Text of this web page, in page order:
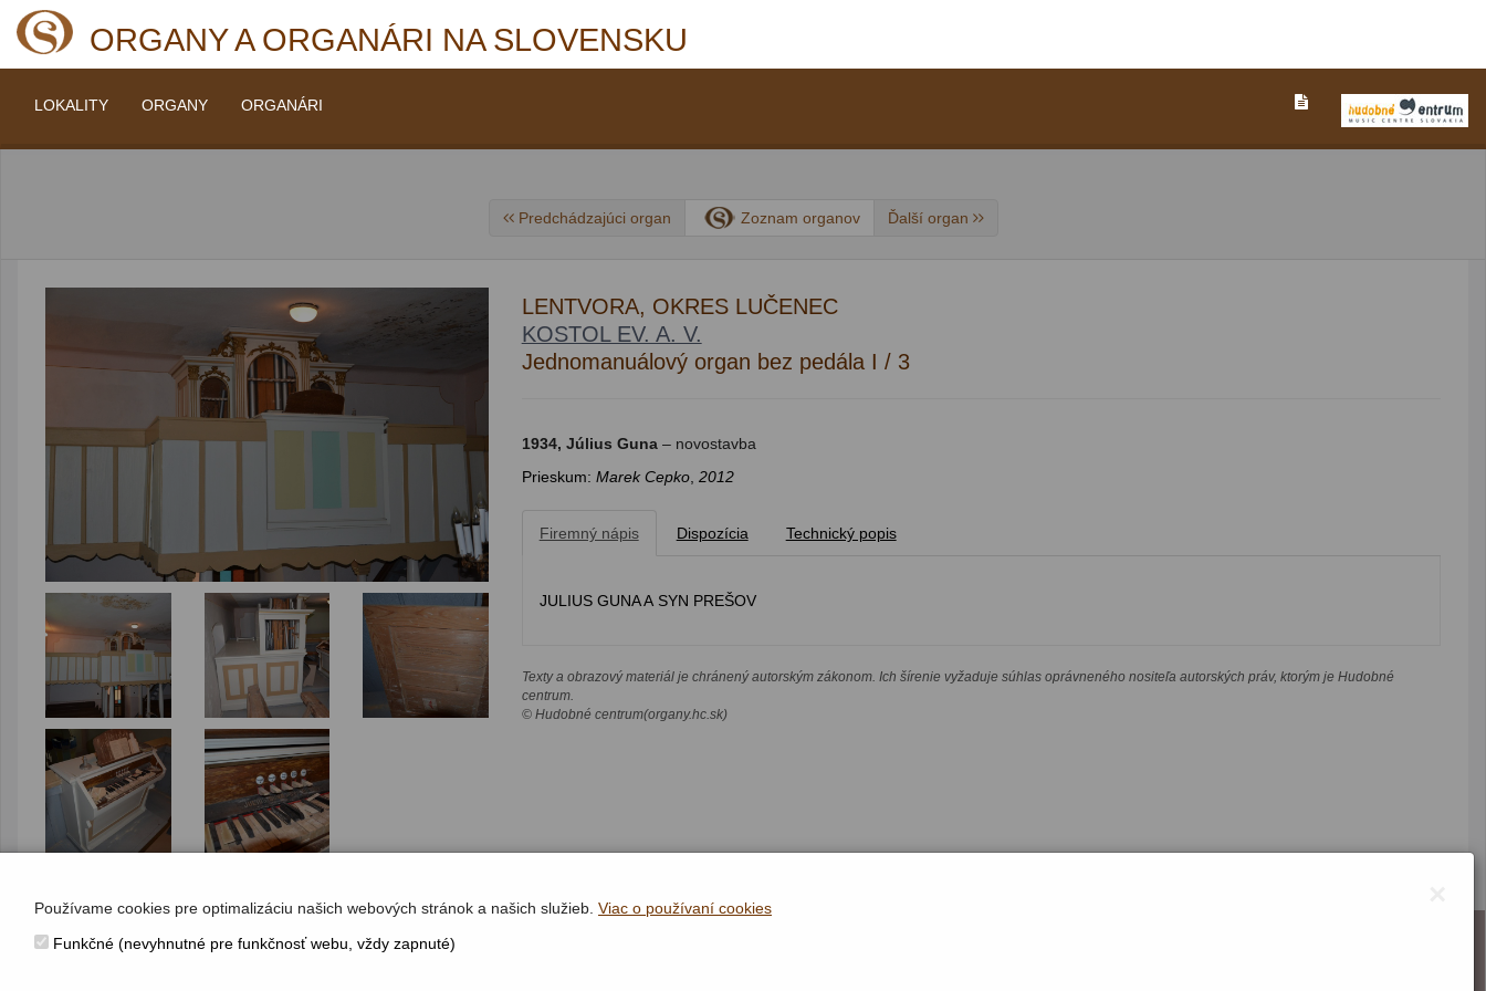
ORGANY A ORGANÁRI NA SLOVENSKU
LOKALITY ORGANY ORGANÁRI
Predchádzajúci organ Zoznam organov Ďalší organ
LENTVORA, OKRES LUČENEC
KOSTOL EV. A. V.
Jednomanuálový organ bez pedála I / 3
1934, Július Guna– novostavba
Prieskum: Marek Cepko, 2012
Firemný nápis Dispozícia Technický popis
JULIUS GUNA A SYN PREŠOV
Texty a obrazový materiál je chránený autorským zákonom. Ich šírenie vyžaduje súhlas oprávneného nositeľa autorských práv, ktorým je Hudobné
centrum.
© Hudobné centrum(organy.hc.sk)
KONTAKT
Používame cookies pre optimalizáciu našich webových stránok a našich služieb. Viac o používaní cookies
Funkčné (nevyhnutné pre funkčnosť webu, vždy zapnuté)